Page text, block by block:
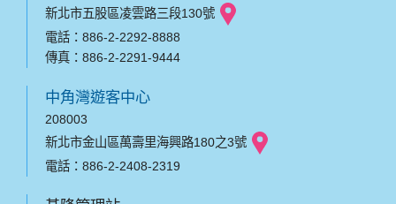
新北市五股區凌雲路三段130號
電話：886-2-2292-8888
傳真：886-2-2291-9444
中角灣遊客中心
208003
新北市金山區萬壽里海興路180之3號
電話：886-2-2408-2319